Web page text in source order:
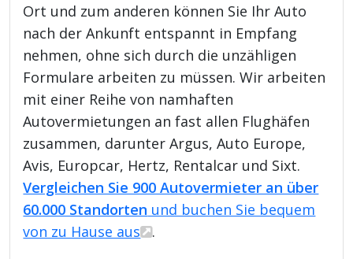
Ort und zum anderen können Sie Ihr Auto
nach der Ankunft entspannt in Empfang
nehmen, ohne sich durch die unzähligen
Formulare arbeiten zu müssen. Wir arbeiten
mit einer Reihe von namhaften
Autovermietungen an fast allen Flughäfen
zusammen, darunter Argus, Auto Europe,
Avis, Europcar, Hertz, Rentalcar und Sixt.
Vergleichen Sie 900 Autovermieter an über
60.000 Standorten und buchen Sie bequem
von zu Hause aus
.